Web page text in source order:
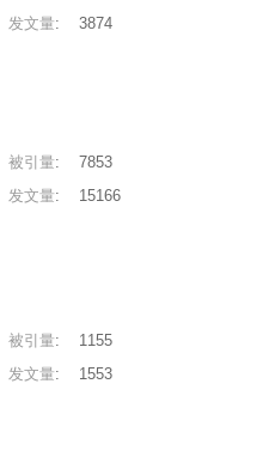
发文量: 3874
被引量:
7853
发文量: 15166
被引量:
1155
发文量: 1553